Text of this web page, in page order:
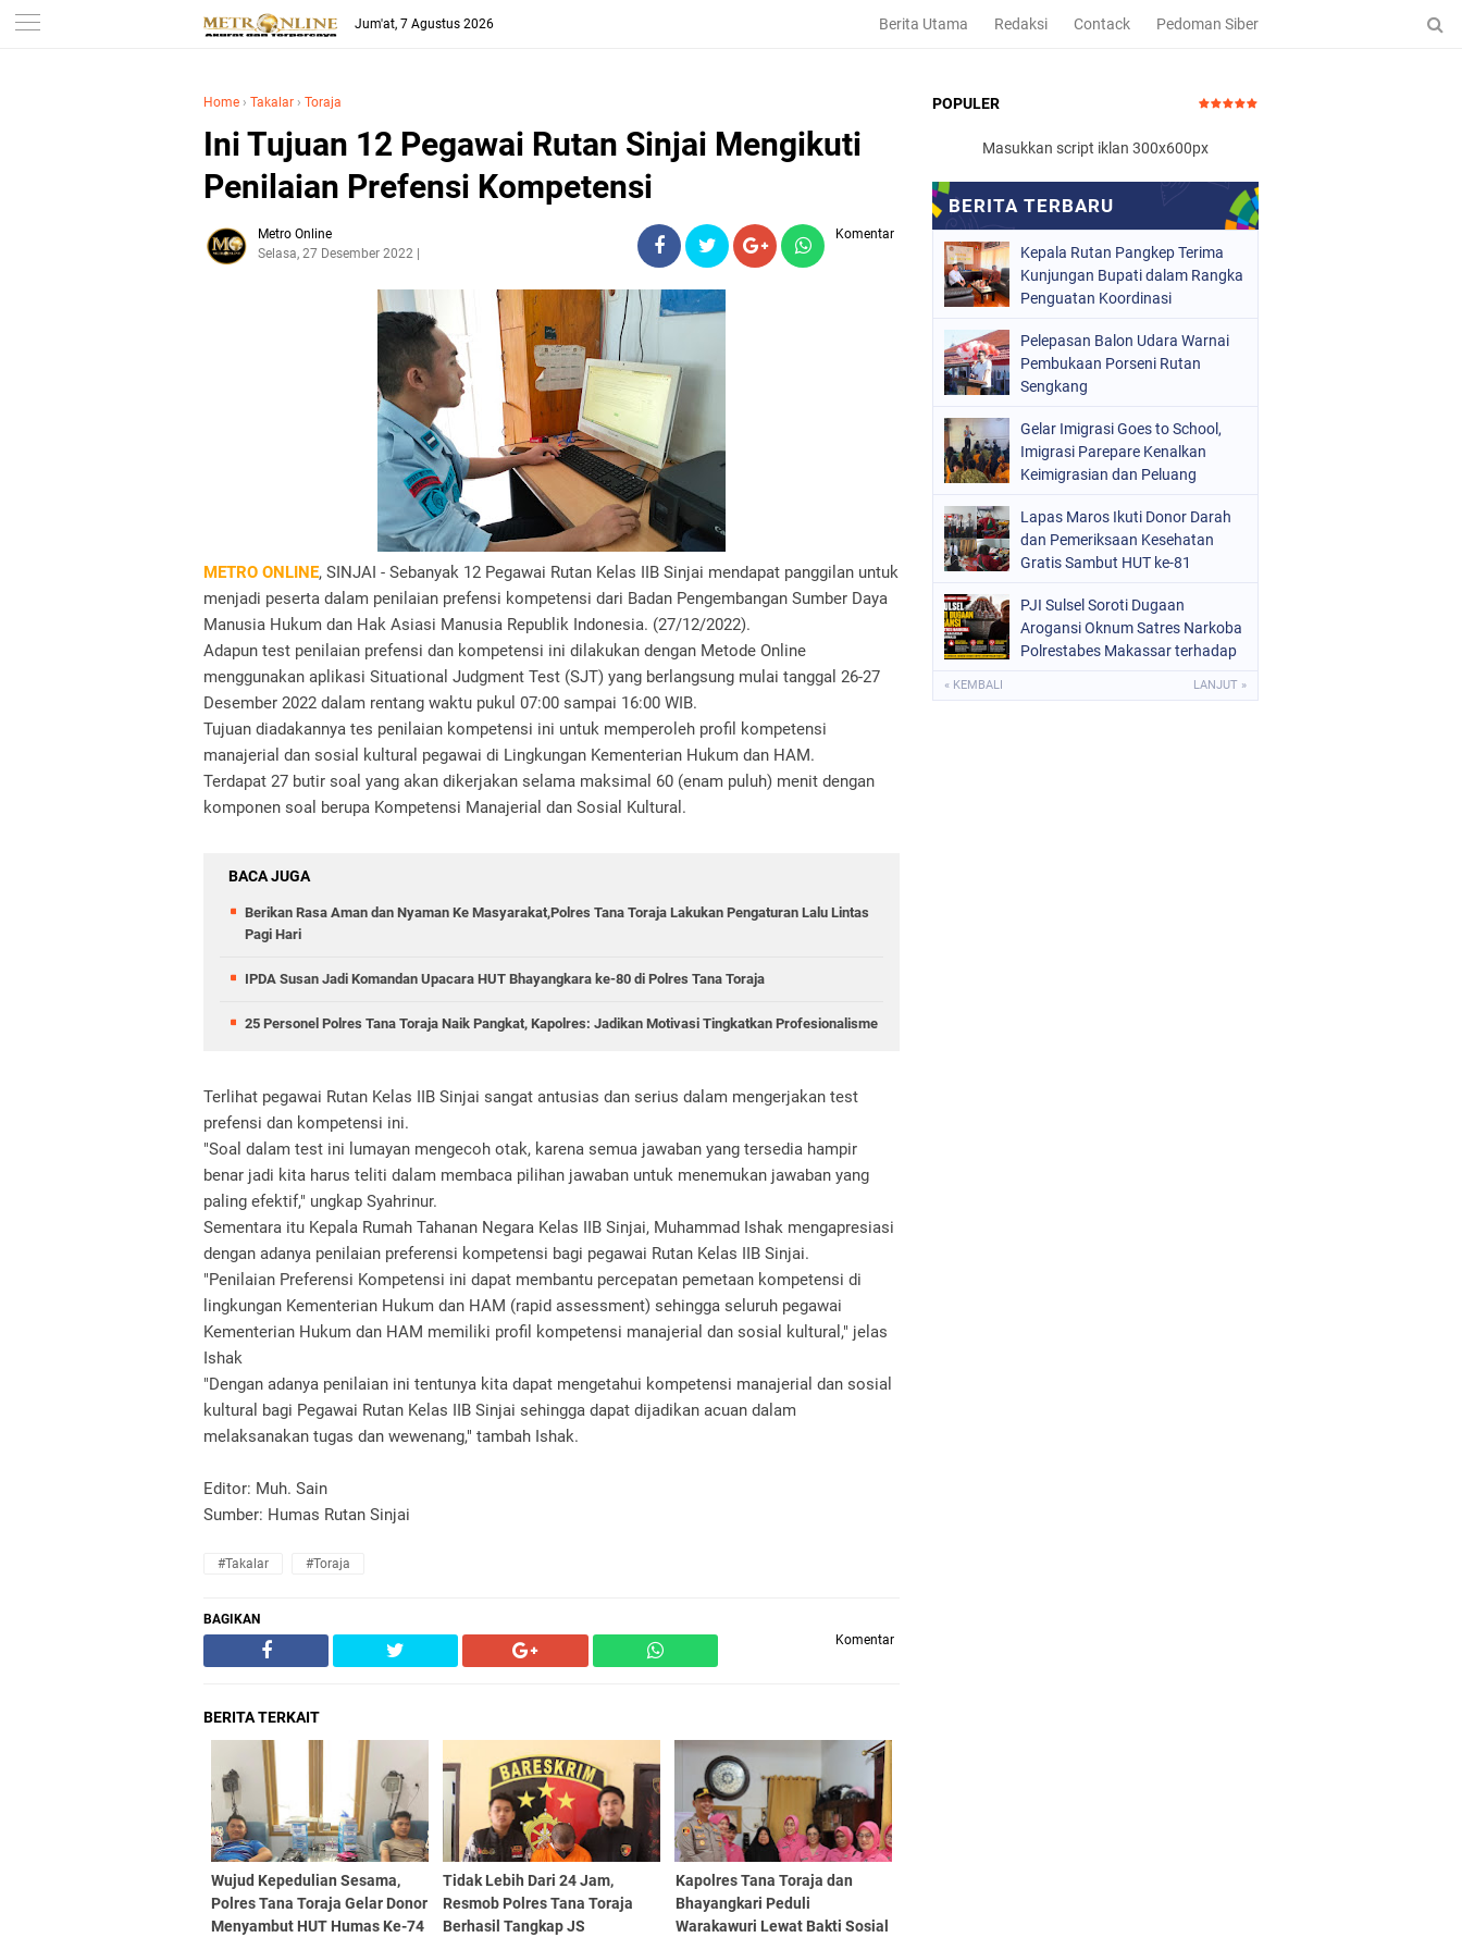
Jum'at, 7 Agustus 2026 Berita Utama Redaksi Contack Pedoman Siber
Home › Takalar › Toraja
Ini Tujuan 12 Pegawai Rutan Sinjai Mengikuti
Penilaian Prefensi Kompetensi
Metro Online
Selasa, 27 Desember 2022
Komentar
METRO ONLINE, SINJAI - Sebanyak 12 Pegawai Rutan Kelas IIB Sinjai mendapat panggilan untuk
menjadi peserta dalam penilaian prefensi kompetensi dari Badan Pengembangan Sumber Daya
Manusia Hukum dan Hak Asiasi Manusia Republik Indonesia. (27/12/2022).
Adapun test penilaian prefensi dan kompetensi ini dilakukan dengan Metode Online
menggunakan aplikasi Situational Judgment Test (SJT) yang berlangsung mulai tanggal 26-27
Desember 2022 dalam rentang waktu pukul 07:00 sampai 16:00 WIB.
Tujuan diadakannya tes penilaian kompetensi ini untuk memperoleh profil kompetensi
manajerial dan sosial kultural pegawai di Lingkungan Kementerian Hukum dan HAM.
Terdapat 27 butir soal yang akan dikerjakan selama maksimal 60 (enam puluh) menit dengan
komponen soal berupa Kompetensi Manajerial dan Sosial Kultural.
BACA JUGA
Berikan Rasa Aman dan Nyaman Ke Masyarakat,Polres Tana Toraja Lakukan Pengaturan Lalu Lintas
Pagi Hari
IPDA Susan Jadi Komandan Upacara HUT Bhayangkara ke-80 di Polres Tana Toraja
25 Personel Polres Tana Toraja Naik Pangkat, Kapolres: Jadikan Motivasi Tingkatkan Profesionalisme
Terlihat pegawai Rutan Kelas IIB Sinjai sangat antusias dan serius dalam mengerjakan test
prefensi dan kompetensi ini.
"Soal dalam test ini lumayan mengecoh otak, karena semua jawaban yang tersedia hampir
benar jadi kita harus teliti dalam membaca pilihan jawaban untuk menemukan jawaban yang
paling efektif," ungkap Syahrinur.
Sementara itu Kepala Rumah Tahanan Negara Kelas IIB Sinjai, Muhammad Ishak mengapresiasi
dengan adanya penilaian preferensi kompetensi bagi pegawai Rutan Kelas IIB Sinjai.
"Penilaian Preferensi Kompetensi ini dapat membantu percepatan pemetaan kompetensi di
lingkungan Kementerian Hukum dan HAM (rapid assessment) sehingga seluruh pegawai
Kementerian Hukum dan HAM memiliki profil kompetensi manajerial dan sosial kultural," jelas
Ishak
"Dengan adanya penilaian ini tentunya kita dapat mengetahui kompetensi manajerial dan sosial
kultural bagi Pegawai Rutan Kelas IIB Sinjai sehingga dapat dijadikan acuan dalam
melaksanakan tugas dan wewenang," tambah Ishak.
Editor: Muh. Sain
Sumber: Humas Rutan Sinjai
#Takalar #Toraja
BAGIKAN
Komentar
BERITA TERKAIT
Wujud Kepedulian Sesama,
Polres Tana Toraja Gelar Donor
Menyambut HUT Humas Ke-74
Tidak Lebih Dari 24 Jam,
Resmob Polres Tana Toraja
Berhasil Tangkap JS
Kapolres Tana Toraja dan
Bhayangkari Peduli
Warakawuri Lewat Bakti Sosial
POPULER
Masukkan script iklan 300x600px
Kepala Rutan Pangkep Terima
Kunjungan Bupati dalam Rangka
Penguatan Koordinasi
Pelepasan Balon Udara Warnai
Pembukaan Porseni Rutan
Sengkang
Gelar Imigrasi Goes to School,
Imigrasi Parepare Kenalkan
Keimigrasian dan Peluang
Lapas Maros Ikuti Donor Darah
dan Pemeriksaan Kesehatan
Gratis Sambut HUT ke-81
PJI Sulsel Soroti Dugaan
Arogansi Oknum Satres Narkoba
Polrestabes Makassar terhadap
« KEMBALI LANJUT »